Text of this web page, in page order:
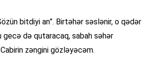
bitdiyi an”. Birtəhər səslənir, o qədər
gecə də qutaracaq, sabah səhər
zəngini gözləyəcəm.